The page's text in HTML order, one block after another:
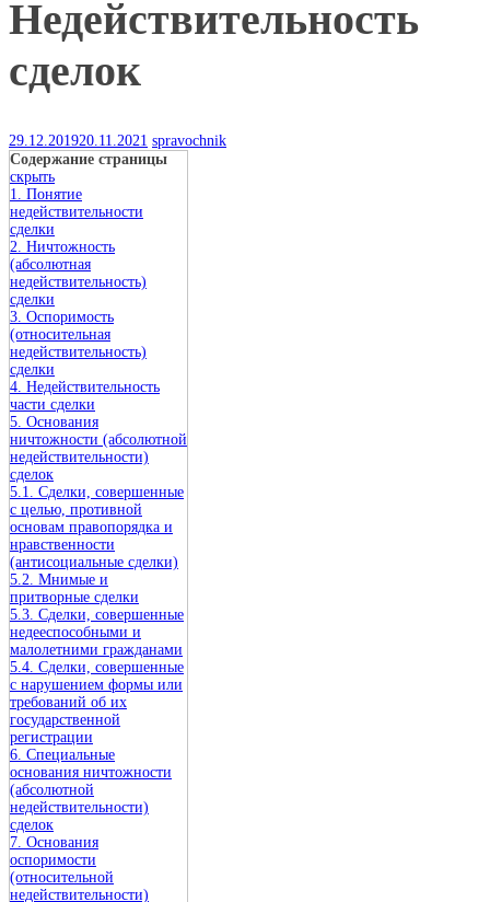
Недействительность
сделок
29.12.201920.11.2021 spravochnik
Содержание страницы
скрыть
1. Понятие
недействительности
сделки
2. Ничтожность
(абсолютная
недействительность)
сделки
3. Оспоримость
(относительная
недействительность)
сделки
4. Недействительность
части сделки
5. Основания
ничтожности (абсолютной
недействительности)
сделок
5.1. Сделки, совершенные
с целью, противной
основам правопорядка и
нравственности
(антисоциальные сделки)
5.2. Мнимые и
притворные сделки
5.3. Сделки, совершенные
недееспособными и
малолетними гражданами
5.4. Сделки, совершенные
с нарушением формы или
требований об их
государственной
регистрации
6. Специальные
основания ничтожности
(абсолютной
недействительности)
сделок
7. Основания
оспоримости
(относительной
недействительности)